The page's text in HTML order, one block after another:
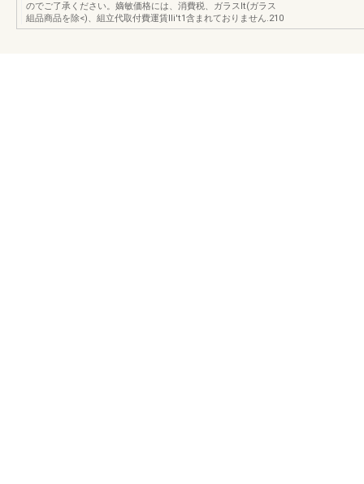
のでご了承ください。嫡敏価格には、消費税、ガラスIt(ガラス
組品商品を除<)、組立代取付費運賃lIi't1含まれておりません.210